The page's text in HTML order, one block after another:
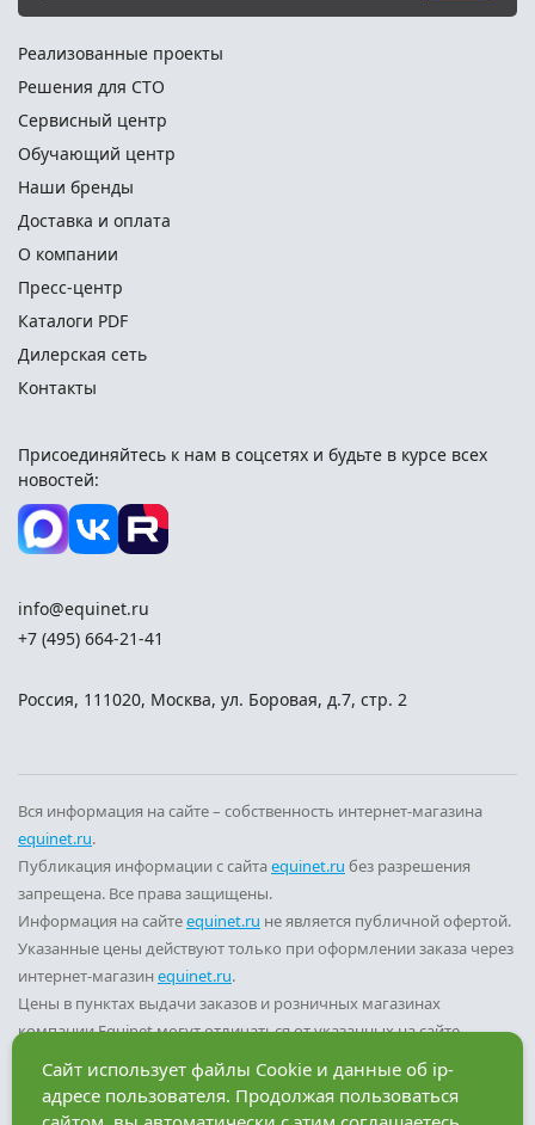
Реализованные проекты
Решения для СТО
Сервисный центр
Обучающий центр
Наши бренды
Доставка и оплата
О компании
Пресс-центр
Каталоги PDF
Дилерская сеть
Контакты
Присоединяйтесь к нам в соцсетях и будьте в курсе всех
новостей:
info@equinet.ru
+7 (495) 664-21-41
Россия, 111020, Москва, ул. Боровая, д.7, стр. 2
Вся информация на сайте – собственность интернет-магазина
equinet.ru.
Публикация информации с сайтаequinet.ru без разрешения
запрещена. Все права защищены.
Информация на сайтеequinet.ru не является публичной офертой.
Указанные цены действуют только при оформлении заказа через
интернет-магазин equinet.ru.
Цены в пунктах выдачи заказов и розничных магазинах
компании Equinet могут отличаться от указанных на сайте.
Вы принимаете условия
политики конфиденциальности
пользовательского соглашения
каждый раз, когда оставляете
свои данные в любой форме обратной связи на сайте
Сайт использует файлы Cookie и данные об ip-
адресе пользователя. Продолжая пользоваться